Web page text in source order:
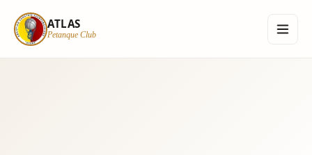
ATLAS
Petanque Club